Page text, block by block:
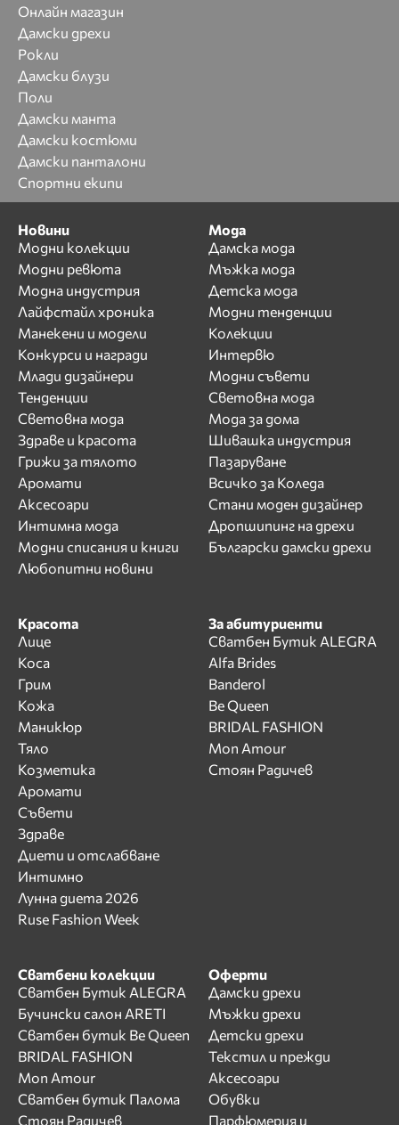
Онлайн магазин
Дамски дрехи
Рокли
Дамски блузи
Поли
Дамски манта
Дамски костюми
Дамски панталони
Спортни екипи
Новини
Модни колекции
Модни ревюта
Модна индустрия
Лайфстайл хроника
Манекени и модели
Конкурси и награди
Млади дизайнери
Тенденции
Световна мода
Здраве и красота
Грижи за тялото
Аромати
Аксесоари
Интимна мода
Модни списания и книги
Любопитни новини
Мода
Дамска мода
Мъжка мода
Детска мода
Модни тенденции
Колекции
Интервю
Модни съвети
Световна мода
Мода за дома
Шивашка индустрия
Пазаруване
Всичко за Коледа
Стани моден дизайнер
Дропшипинг на дрехи
Български дамски дрехи
Красота
Лице
Коса
Грим
Кожа
Маникюр
Тяло
Козметика
Аромати
Съвети
Здраве
Диети и отслабване
Интимно
Лунна диета 2026
Ruse Fashion Week
За абитуриенти
Сватбен Бутик ALEGRA
Alfa Brides
Banderol
Be Queen
BRIDAL FASHION
Mon Amour
Стоян Радичев
Сватбени колекции
Сватбен Бутик ALEGRA
Бучински салон ARETI
Сватбен бутик Be Queen
BRIDAL FASHION
Mon Amour
Сватбен бутик Палома
Стоян Радичев
Оферти
Дамски дрехи
Мъжки дрехи
Детски дрехи
Текстил и прежди
Аксесоари
Обувки
Парфюмерия и